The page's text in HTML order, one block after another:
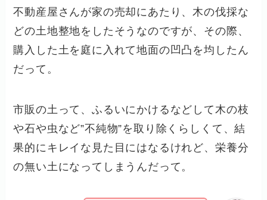
不動産屋さんが家の売却にあたり、木の伐採な
どの土地整地をしたそうなのですが、その際、
購入した土を庭に入れて地面の凹凸を均したん
だって。
市販の土って、ふるいにかけるなどして木の枝
や石や虫など”不純物”を取り除くらしくて、結
果的にキレイな見た目にはなるけれど、栄養分
の無い土になってしまうんだって。